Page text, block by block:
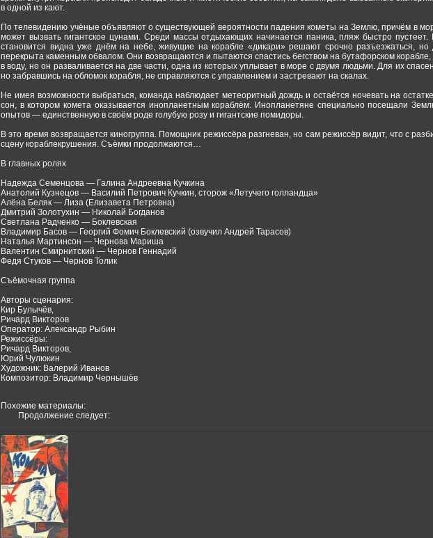
в одной из кают.
По телевидению учёные объявляют о существующей вероятности падения кометы на Землю, причём в
может вызвать гигантское цунами. Среди массы отдыхающих начинается паника, пляж быстро
становится видна уже днём на небе, живущие на корабле «дикари» решают срочно разъезжаться, но
перекрыта каменным обвалом. Они возвращаются и пытаются спастись бегством на бутафорском
в воду, но он разваливается на две части, одна из которых уплывает в море с двумя людьми. Для их
но забравшись на обломок корабля, не справляются с управлением и застревают на скалах.
Не имея возможности выбраться, команда наблюдает метеоритный дождь и остаётся ночевать на
сон, в котором комета оказывается инопланетным кораблём. Инопланетяне специально посещали
опытов — единственную в своём роде голубую розу и гигантские помидоры.
В это время возвращается киногруппа. Помощник режиссёра разгневан, но сам режиссёр видит, что с
сцену кораблекрушения. Съёмки продолжаются…
В главных ролях
Надежда Семенцова — Галина Андреевна Кучкина
Анатолий Кузнецов — Василий Петрович Кучкин, сторож «Летучего голландца»
Алёна Беляк — Лиза (Елизавета Петровна)
Дмитрий Золотухин — Николай Богданов
Светлана Радченко — Боклевская
Владимир Басов — Георгий Фомич Боклевский (озвучил Андрей Тарасов)
Наталья Мартинсон — Чернова Мариша
Валентин Смирнитский — Чернов Геннадий
Федя Стуков — Чернов Толик
Съёмочная группа
Авторы сценария:
Кир Булычёв,
Ричард Викторов
Оператор: Александр Рыбин
Режиссёры:
Ричард Викторов,
Юрий Чулюкин
Художник: Валерий Иванов
Композитор: Владимир Чернышёв
Похожие материалы:
Продолжение следует: